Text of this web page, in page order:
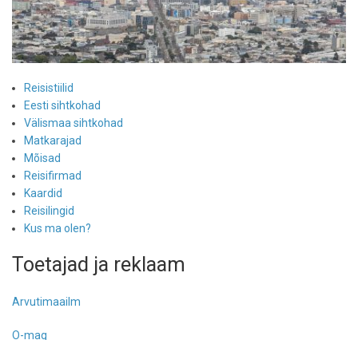
Reisistiilid
Eesti sihtkohad
Välismaa sihtkohad
Matkarajad
Mõisad
Reisifirmad
Kaardid
Reisilingid
Kus ma olen?
Toetajad ja reklaam
Arvutimaailm
O-mag